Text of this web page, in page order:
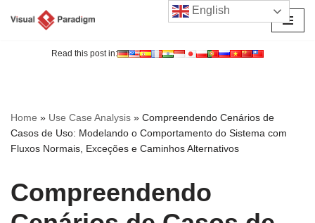
Read this post in:
Home » Use Case Analysis » Compreendendo Cenários de
Casos de Uso: Modelando o Comportamento do Sistema com
Fluxos Normais, Exceções e Caminhos Alternativos
Compreendendo
English